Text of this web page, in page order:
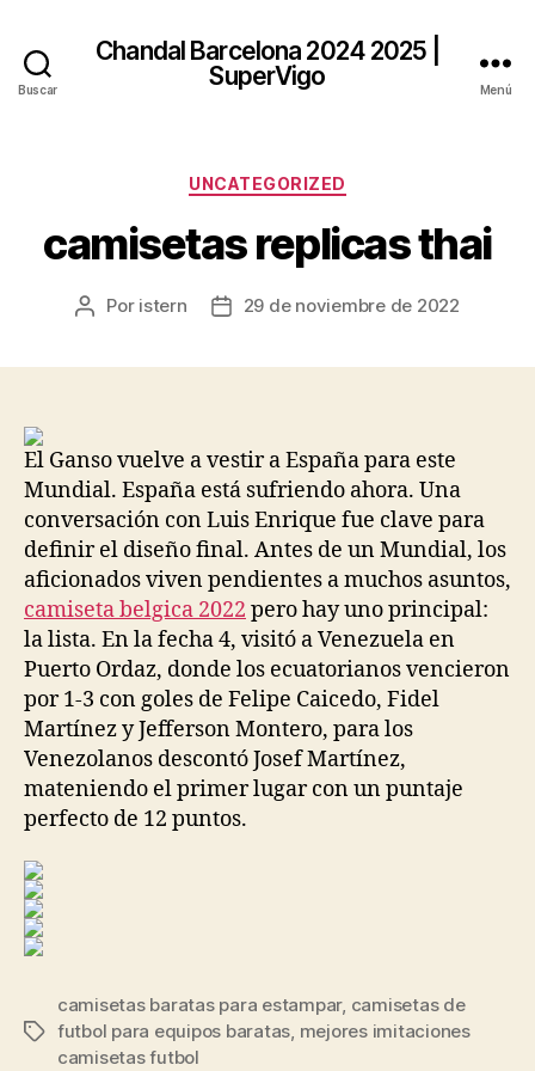
Buscar
Chandal Barcelona 2024 2025 |
SuperVigo
Menú
Categorías
UNCATEGORIZED
camisetas replicas thai
Autor
Por istern
Fecha29 de noviembre de 2022
El Ganso vuelve a vestir a España para este
Mundial. España está sufriendo ahora. Una
conversación con Luis Enrique fue clave para
definir el diseño final. Antes de un Mundial, los
aficionados viven pendientes a muchos asuntos,
camiseta belgica 2022 pero hay uno principal:
la lista. En la fecha 4, visitó a Venezuela en
Puerto Ordaz, donde los ecuatorianos vencieron
por 1-3 con goles de Felipe Caicedo, Fidel
Martínez y Jefferson Montero, para los
Venezolanos descontó Josef Martínez,
mateniendo el primer lugar con un puntaje
perfecto de 12 puntos.
Etiquetas
camisetas baratas para estampar, camisetas de
futbol para equipos baratas, mejores imitaciones
camisetas futbol